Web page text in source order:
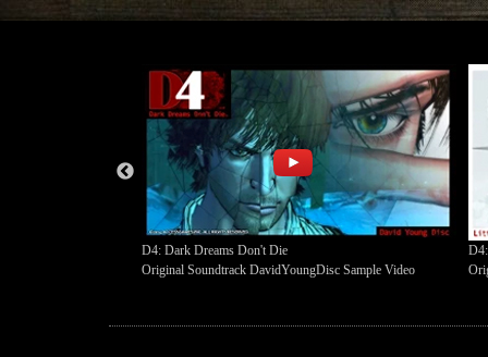
D4: Dark Dreams Don't Die
Original Soundtrack DavidYoungDisc Sample Video